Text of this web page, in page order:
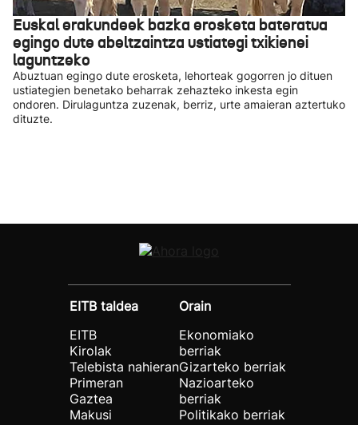
Euskal erakundeek bazka erosketa bateratua
egingo dute abeltzaintza ustiategi txikienei
laguntzeko
Abuztuan egingo dute erosketa, lehorteak gogorren jo dituen
ustiategien benetako beharrak zehazteko inkesta egin
ondoren. Dirulaguntza zuzenak, berriz, urte amaieran aztertuko
dituzte.
EITB taldea
EITB
Kirolak
Telebista nahieran
Primeran
Gaztea
Makusi
Orain
Ekonomiako
berriak
Gizarteko berriak
Nazioarteko
berriak
Politikako berriak